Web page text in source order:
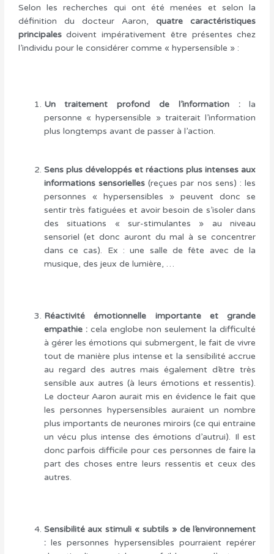
Selon les recherches qui ont été menées et selon la
définition du docteur Aaron,quatre
caractéristiques
principalesdoivent impérativement être présentes chez
l’individu pour le considérer comme « hypersensible » :
Un traitement profond de l’information :la
personne « hypersensible » traiterait l’information
plus longtemps avant de passer à l’action.
Sens plus développés et réactions plus intenses aux
informations sensorielles(reçues par nos sens) : les
personnes « hypersensibles » peuvent donc se
sentir très fatiguées et avoir besoin de s’isoler dans
des situations « sur-stimulantes » au niveau
sensoriel (et donc auront du mal à se concentrer
dans ce cas). Ex : une salle de fête avec de la
musique, des jeux de lumière, …
Réactivité émotionnelle importante et grande
empathie :cela englobe non seulement la difficulté
à gérer les émotions qui submergent, le fait de vivre
tout de manière plus intense et la sensibilité accrue
au regard des autres mais également d’être très
sensible aux autres (à leurs émotions et ressentis).
Le docteur Aaron aurait mis en évidence le fait que
les personnes hypersensibles auraient un nombre
plus importants de neurones miroirs (ce qui entraine
un vécu plus intense des émotions d’autrui). Il est
donc parfois difficile pour ces personnes de faire la
part des choses entre leurs ressentis et ceux des
autres.
Sensibilité aux stimuli « subtils » de l’environnement
: les personnes hypersensibles pourraient repérer